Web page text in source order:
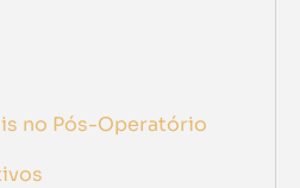
no Pós-Operatório